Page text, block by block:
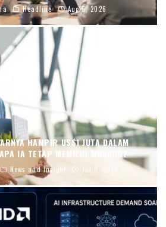
Headline Aug 6, 2026
HAMPIR US$1 JUTA DALAM
IA TETAP MEMILIH MUNDUR?
News and Insight Jul 9, 2026